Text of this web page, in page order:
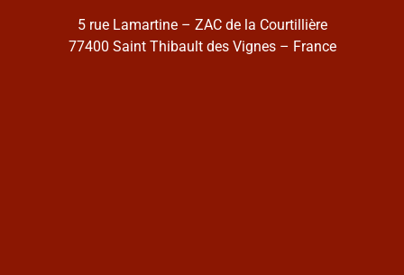
5 rue Lamartine – ZAC de la Courtillière
77400 Saint Thibault des Vignes – France